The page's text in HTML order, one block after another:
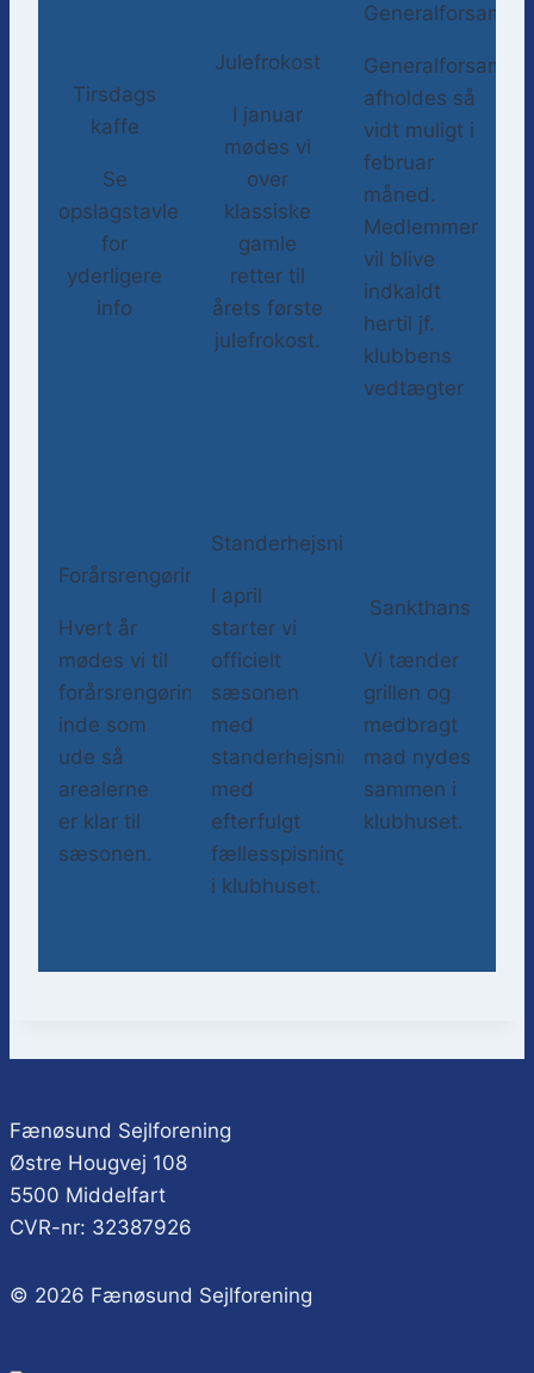
Tirsdags
kaffe
Se
opslagstavle
for
yderligere
info
Julefrokost
I januar
mødes vi
over
klassiske
gamle
retter til
årets første
julefrokost.
afholdes så
vidt muligt i
februar
måned.
Medlemmer
vil blive
indkaldt
hertil jf.
klubbens
vedtægter
Forårsrengøring
Hvert år
mødes vi til
forårsrengøring
inde som
ude så
arealerne
er klar til
sæsonen.
Standerhejsning
I april
starter vi
officielt
sæsonen
med
standerhejsning
med
efterfulgt
fællesspisning
i klubhuset.
Sankthans
Vi tænder
grillen og
medbragt
mad nydes
sammen i
klubhuset.
Fænøsund Sejlforening
Østre Hougvej 108
5500 Middelfart
CVR-nr: 32387926
© 2026 Fænøsund Sejlforening